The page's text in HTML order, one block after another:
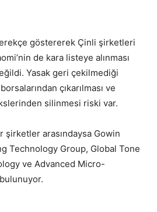
göstererek Çinli şirketleri
de kara listeye alınması
Yasak geri çekilmediği
çıkarılması ve
silinmesi riski var.
şirketler arasındaysa Gowin
Technology Group, Global Tone
ve Advanced Micro-